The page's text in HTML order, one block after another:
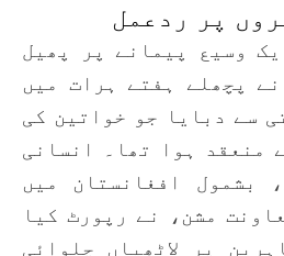
پر ردعمل
وسیع پیمانے پر پھیل
پچھلے ہفتے ہرات میں
سے دبایا جو خواتین کی
منعقد ہوا تھا۔ انسانی
بشمول افغانستان میں
مشن، نے رپورٹ کیا
پر لاٹھیاں چلوائی